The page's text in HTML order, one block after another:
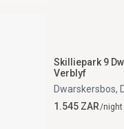
Skilliepark 9
Verblyf
Dwarskersbos,
1.545 ZAR/night